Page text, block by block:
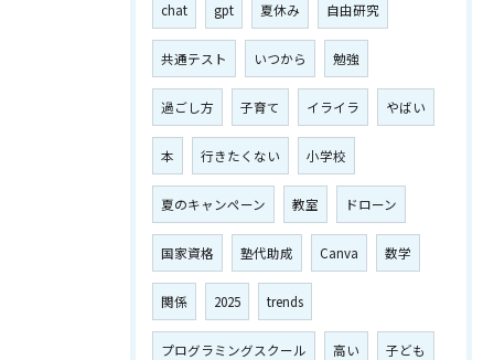
chat gpt 夏休み 自由研究
共通テスト いつから 勉強
過ごし方 子育て イライラ やばい
本 行きたくない 小学校
夏のキャンペーン 教室 ドローン
国家資格 塾代助成 Canva 数学
関係 2025 trends
プログラミングスクール 高い 子ども